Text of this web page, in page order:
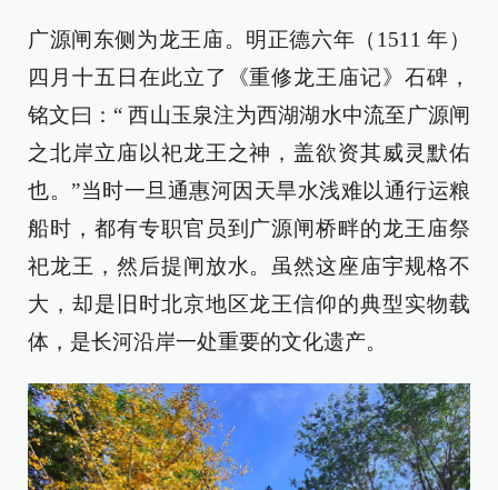
广源闸东侧为龙王庙。明正德六年（1511 年）
四月十五日在此立了《重修龙王庙记》石碑，
铭文曰：“ 西山玉泉注为西湖湖水中流至广源闸
之北岸立庙以祀龙王之神，盖欲资其威灵默佑
也。”当时一旦通惠河因天旱水浅难以通行运粮
船时，都有专职官员到广源闸桥畔的龙王庙祭
祀龙王，然后提闸放水。虽然这座庙宇规格不
大，却是旧时北京地区龙王信仰的典型实物载
体，是长河沿岸一处重要的文化遗产。